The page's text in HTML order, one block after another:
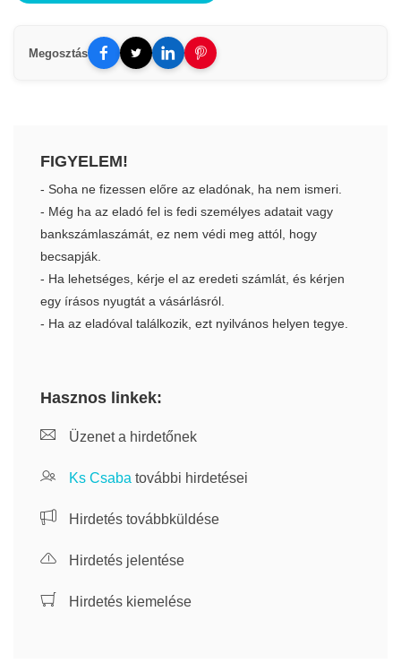
Megosztás
FIGYELEM!
- Soha ne fizessen előre az eladónak, ha nem ismeri.
- Még ha az eladó fel is fedi személyes adatait vagy
bankszámlaszámát, ez nem védi meg attól, hogy
becsapják.
- Ha lehetséges, kérje el az eredeti számlát, és kérjen
egy írásos nyugtát a vásárlásról.
- Ha az eladóval találkozik, ezt nyilvános helyen tegye.
Hasznos linkek:
Üzenet a hirdetőnek
Ks Csaba további hirdetései
Hirdetés továbbküldése
Hirdetés jelentése
Hirdetés kiemelése